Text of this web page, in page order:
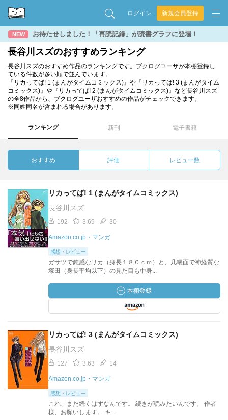
ログイン 新規会員登録
NEW お待たせしました！「再読記録」が読書グラフに登場！
長谷川スズのおすすめランキング
長谷川スズのおすすめ作品のランキングです。ブクログユーザが本棚登録し
ている件数が多い順で並んでいます。
『リカってば! 1 (まんがタイムコミックス)』や『リカってば! 3 (まんがタイム
コミックス)』や『リカってば! 2 (まんがタイムコミックス)』など長谷川スズ
の全8作品から、ブクログユーザおすすめの作品がチェックできます。
※同姓同名が含まれる場合があります。
ランキング 新刊 電子書籍
おすすめ 評価 レビュー数
リカってば! 1 (まんがタイムコミックス)
長谷川スズ
192 3.69 30
Amazon.co.jp・マンガ
感想・レビュー
ガサツで鈍感なリカ（身長１８０ｃｍ）と、几帳面で神経質な
塚田（身長平均以下）の見た目も中身...
リカってば! 3 (まんがタイムコミックス)
長谷川スズ
127 3.63 14
Amazon.co.jp・マンガ
感想・レビュー
これ、まだ続くはずなんです。 続きが読みたいんです。 作者
様、お願いします。 キ...